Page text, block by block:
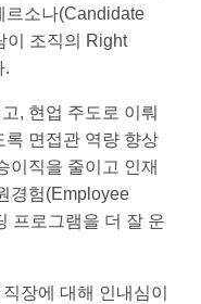
르소나(Candidate
이 조직의 Right
.
, 현업 주도로 이뤄
록 면접관 역량 향상
이직을 줄이고 인재
경험(Employee
프로그램을 더 잘 운
장에 대해 인내심이